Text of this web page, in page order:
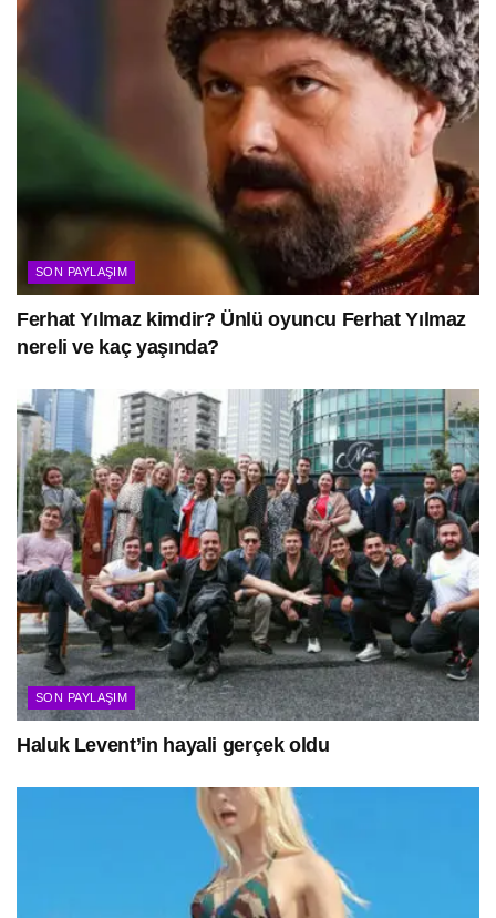
SON PAYLAŞIM
Ferhat Yılmaz kimdir? Ünlü oyuncu Ferhat Yılmaz
nereli ve kaç yaşında?
SON PAYLAŞIM
Haluk Levent’in hayali gerçek oldu